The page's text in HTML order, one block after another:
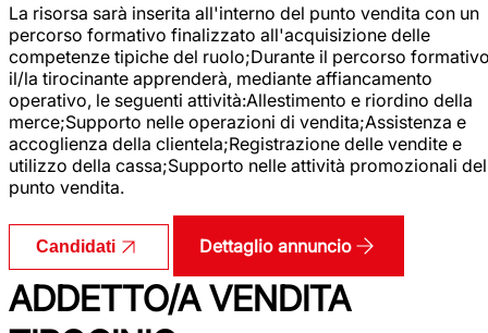
La risorsa sarà inserita all'interno del punto vendita con un
percorso formativo finalizzato all'acquisizione delle
competenze tipiche del ruolo;Durante il percorso
il/la tirocinante apprenderà, mediante affiancamento
operativo, le seguenti attività:Allestimento e riordino della
merce;Supporto nelle operazioni di vendita;Assistenza e
accoglienza della clientela;Registrazione delle vendite e
utilizzo della cassa;Supporto nelle attività promozionali del
punto vendita.
Candidati Dettaglio annuncio
ADDETTO/A VENDITA